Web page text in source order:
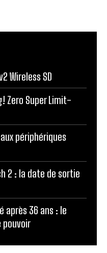
Wireless SD
Zero Super Limit-
périphériques
2 : la date de sortie
après 36 ans : le
pouvoir